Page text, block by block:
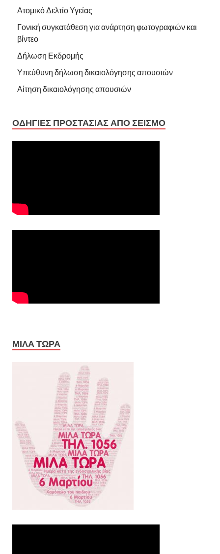
Ατομικό Δελτίο Υγείας
Γονική συγκατάθεση για ανάρτηση φωτογραφιών και
βίντεο
Δήλωση Εκδρομής
Υπεύθυνη δήλωση δικαιολόγησης απουσιών
Αίτηση δικαιολόγησης απουσιών
ΟΔΗΓΙΕΣ ΠΡΟΣΤΑΣΙΑΣ ΑΠΟ ΣΕΙΣΜΟ
ΜΙΛΑ ΤΩΡΑ